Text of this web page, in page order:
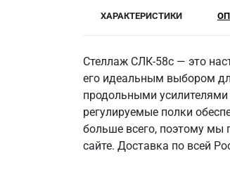
ХАРАКТЕРИСТИКИ
Стеллаж СЛК-58c — это
его идеальным выбором
продольными
регулируемые полки
больше всего, поэтому мы
сайте. Доставка по всей